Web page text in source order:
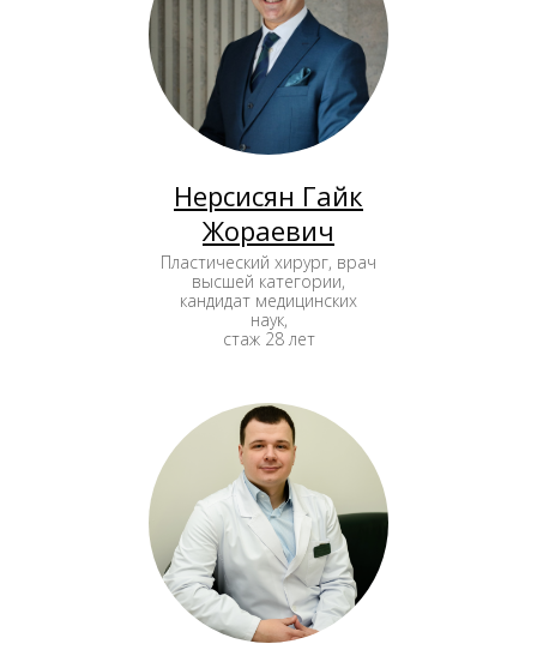
Нерсисян Гайк
Жораевич
Пластический хирург, врач
высшей категории,
кандидат медицинских
наук,
стаж 28 лет